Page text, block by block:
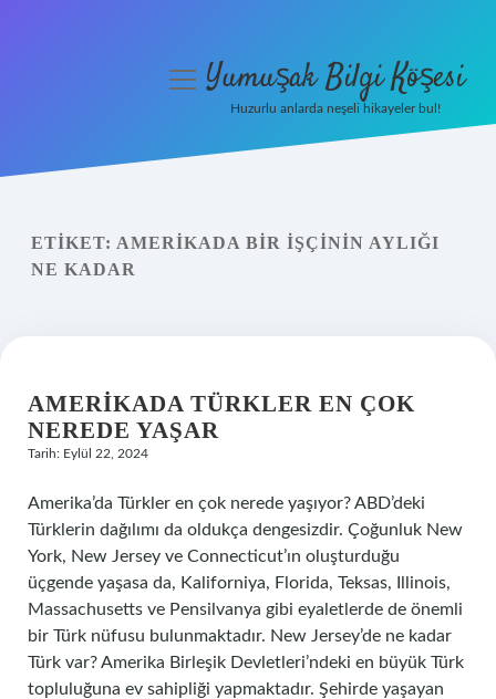
Yasal Uyarı
menüyüYumuşak Bilgi Köşesi
Huzurlu anlarda neşeli hikayeler bul!
ETIKET: AMERIKADA BIR IŞÇININ AYLIĞI
NE KADAR
AMERIKADA TÜRKLER EN ÇOK
NEREDE YAŞAR
Tarih: Eylül 22, 2024
Amerika’da Türkler en çok nerede yaşıyor? ABD’deki
Türklerin dağılımı da oldukça dengesizdir. Çoğunluk New
York, New Jersey ve Connecticut’ın oluşturduğu
üçgende yaşasa da, Kaliforniya, Florida, Teksas, Illinois,
Massachusetts ve Pensilvanya gibi eyaletlerde de önemli
bir Türk nüfusu bulunmaktadır. New Jersey’de ne kadar
Türk var? Amerika Birleşik Devletleri’ndeki en büyük Türk
topluluğuna ev sahipliği yapmaktadır. Şehirde yaşayan